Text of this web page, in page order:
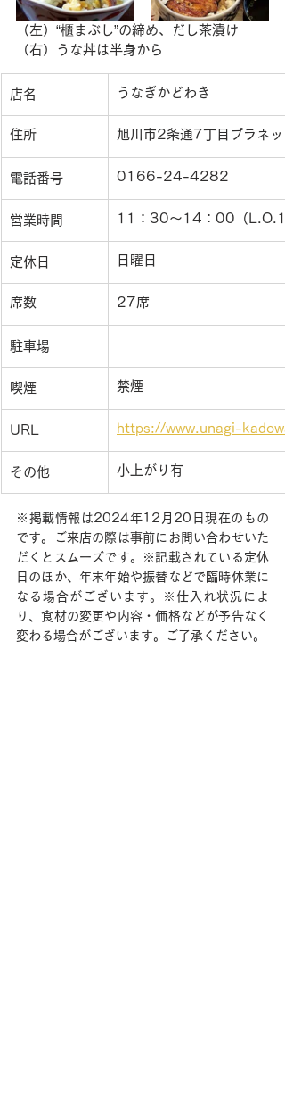
（左）“櫃まぶし”の締め、だし茶漬け
（右）うな丼は半身から
店名 うなぎかどわき
住所 旭川市2条通7丁目プラネッ
電話番号 0166-24-4282
営業時間 11：30〜14：00（
定休日 日曜日
席数 27席
駐車場
喫煙 禁煙
URL https://www.unagi-
その他 小上がり有
※掲載情報は2024年12月20日現在のもの
です。ご来店の際は事前にお問い合わせいた
だくとスムーズです。※記載されている定休
日のほか、年末年始や振替などで臨時休業に
なる場合がございます。※仕入れ状況によ
り、食材の変更や内容・価格などが予告なく
変わる場合がございます。ご了承ください。